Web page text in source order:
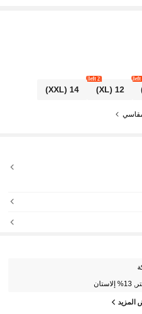
12
(XL)
2 left
14
(XXL)